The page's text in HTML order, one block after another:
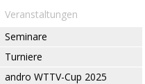
Veranstaltungen
Seminare
Turniere
andro WTTV-Cup 2025